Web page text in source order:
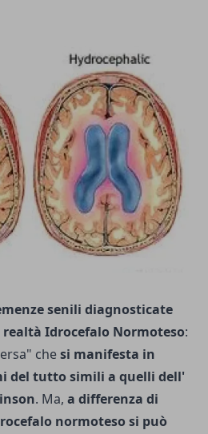
senili diagnosticate
realtà Idrocefalo Normoteso:
chesi manifesta in
del tutto simili a quelli dell'
. Ma, a differenza di
normoteso si può